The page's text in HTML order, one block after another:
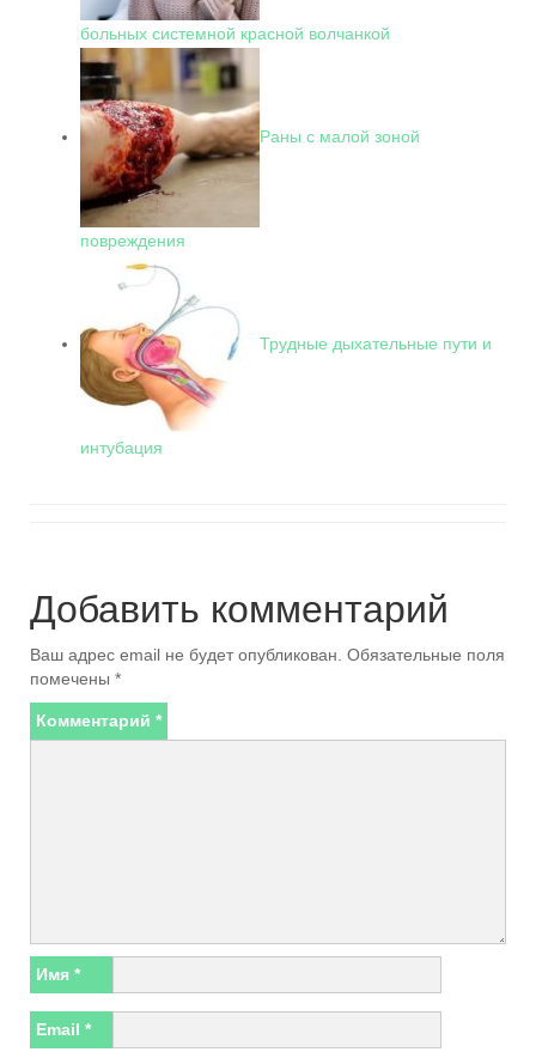
больных системной красной волчанкой
Раны с малой зоной
повреждения
Трудные дыхательные пути и
интубация
Добавить комментарий
Ваш адрес email не будет опубликован. Обязательные поля
помечены *
Комментарий *
Имя *
Email *